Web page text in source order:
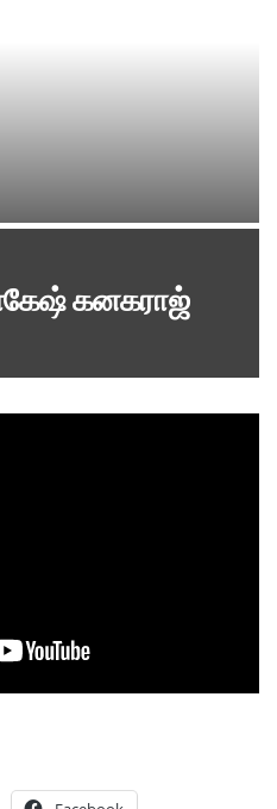
கனகராஜ்